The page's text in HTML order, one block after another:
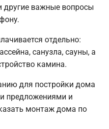
важные вопросы
отдельно:
санузла, сауны, а
камина.
для постройки дома
предложениями и
монтаж дома по